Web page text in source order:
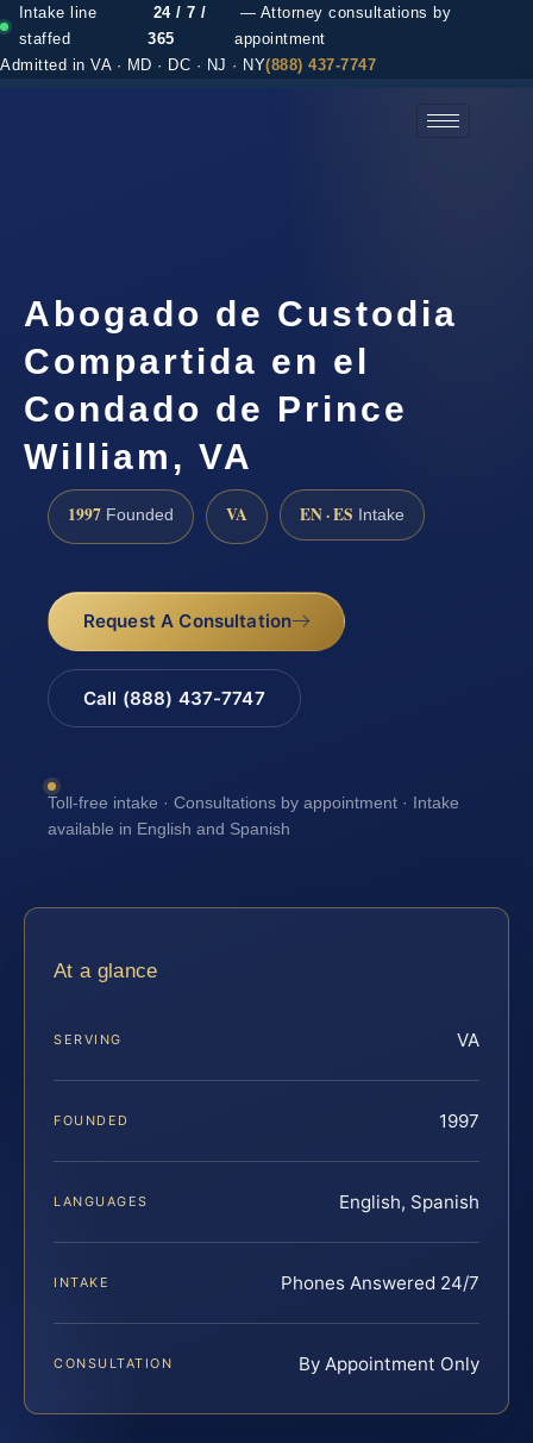
Intake line
staffed
24 / 7 /
365
— Attorney consultations by
appointment
Admitted in VA · MD · DC · NJ · NY(888) 437-7747
Abogado de Custodia
Compartida en el
Condado de Prince
William, VA
1997 Founded VA EN · ES Intake
Request A Consultation
Call (888) 437-7747
Toll-free intake · Consultations by appointment · Intake
available in English and Spanish
At a glance
SERVING VA
FOUNDED 1997
LANGUAGES English, Spanish
INTAKE Phones Answered 24/7
CONSULTATION By Appointment Only